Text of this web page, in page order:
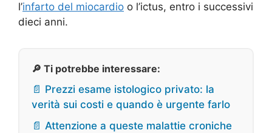
l’infarto del miocardio o l’ictus, entro i successivi
dieci anni.
🔎 Ti potrebbe interessare:
📄 Prezzi esame istologico privato: la
verità sui costi e quando è urgente farlo
📄 Attenzione a queste malattie croniche